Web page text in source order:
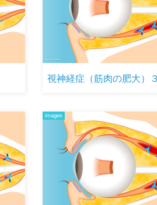
視神経症（筋肉の肥大）３
images